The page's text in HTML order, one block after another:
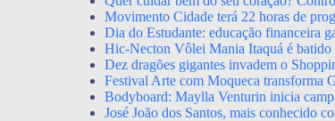
Movimento Cidade terá 22 horas de
Dia do Estudante: educação financeira
Hic-Necton Vôlei Mania Itaquá é batido
Dez dragões gigantes invadem o
Festival Arte com Moqueca transforma
Bodyboard: Maylla Venturin inicia
José João dos Santos, mais conhecido